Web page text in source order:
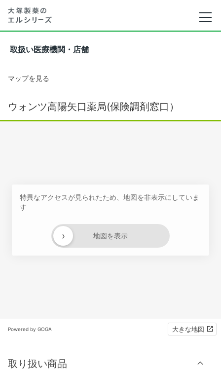
取扱い医療機関・店舗
マップを見る
ウォンツ高陽矢口薬局(保険調剤窓口）
特異なアクセスが見られたため、地図を非表示にしていま
す
地図を表示
›
Powered by GOGA 大きな地図
取り扱い商品